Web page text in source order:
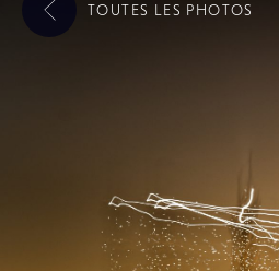
TOUTES LES PHOTOS